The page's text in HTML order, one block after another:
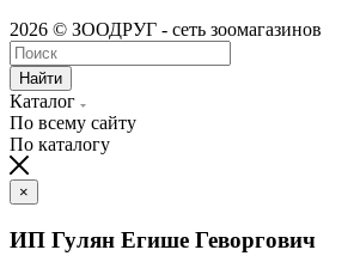
2026 © ЗООДРУГ - сеть зоомагазинов
Найти
Каталог
По всему сайту
По каталогу
×
ИП Гулян Егише Геворгович